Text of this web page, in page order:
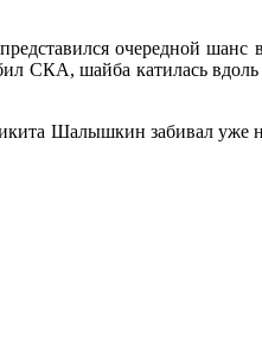
очередной шанс
СКА, шайба катилась
Шалышкин забивал уже